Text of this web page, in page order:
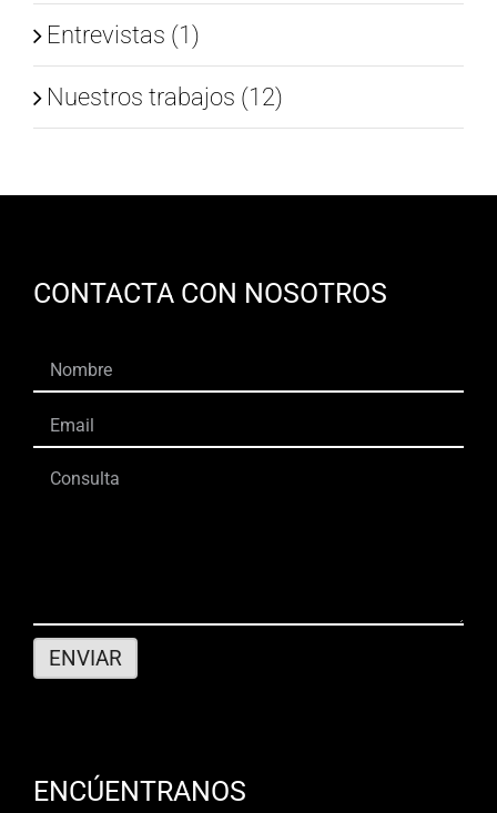
Entrevistas (1)
Nuestros trabajos (12)
CONTACTA CON NOSOTROS
ENCÚENTRANOS